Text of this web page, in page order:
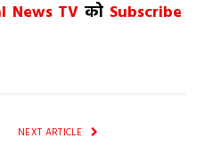
News TVको Subscribe
NEXT ARTICLE